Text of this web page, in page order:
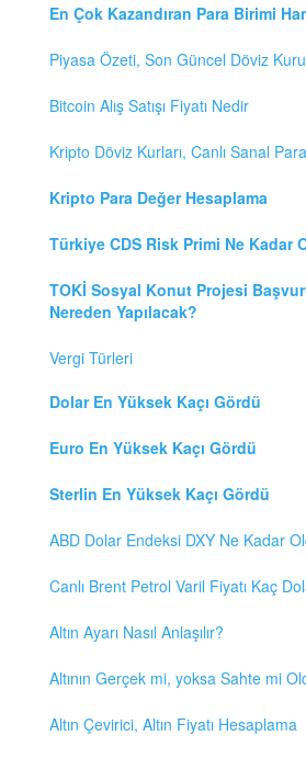
En Çok Kazandıran Para Birimi
Piyasa Özeti, Son Güncel Döviz
Bitcoin Alış Satışı Fiyatı Nedir
Kripto Döviz Kurları, Canlı Sanal
Kripto Para Değer Hesaplama
Türkiye CDS Risk Primi Ne Kadar
TOKİ Sosyal Konut Projesi
Nereden Yapılacak?
Vergi Türleri
Dolar En Yüksek Kaçı Gördü
Euro En Yüksek Kaçı Gördü
Sterlin En Yüksek Kaçı Gördü
ABD Dolar Endeksi DXY Ne Kadar
Canlı Brent Petrol Varil Fiyatı Kaç
Altın Ayarı Nasıl Anlaşılır?
Altının Gerçek mi, yoksa Sahte mi
Altın Çevirici, Altın Fiyatı Hesaplama